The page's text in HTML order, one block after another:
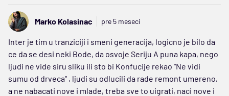
Marko Kolasinac pre 5 meseci
Inter je tim u tranziciji i smeni generacija, logicno je bilo da
ce da se desi neki Bode, da osvoje Seriju A puna kapa, nego
ljudi ne vide siru sliku ili sto bi Konfucije rekao "Ne vidi
sumu od drveca" , ljudi su odlucili da rade remont umereno,
a ne nabacati nove i mlade, treba sve to uigrati, naci nove i